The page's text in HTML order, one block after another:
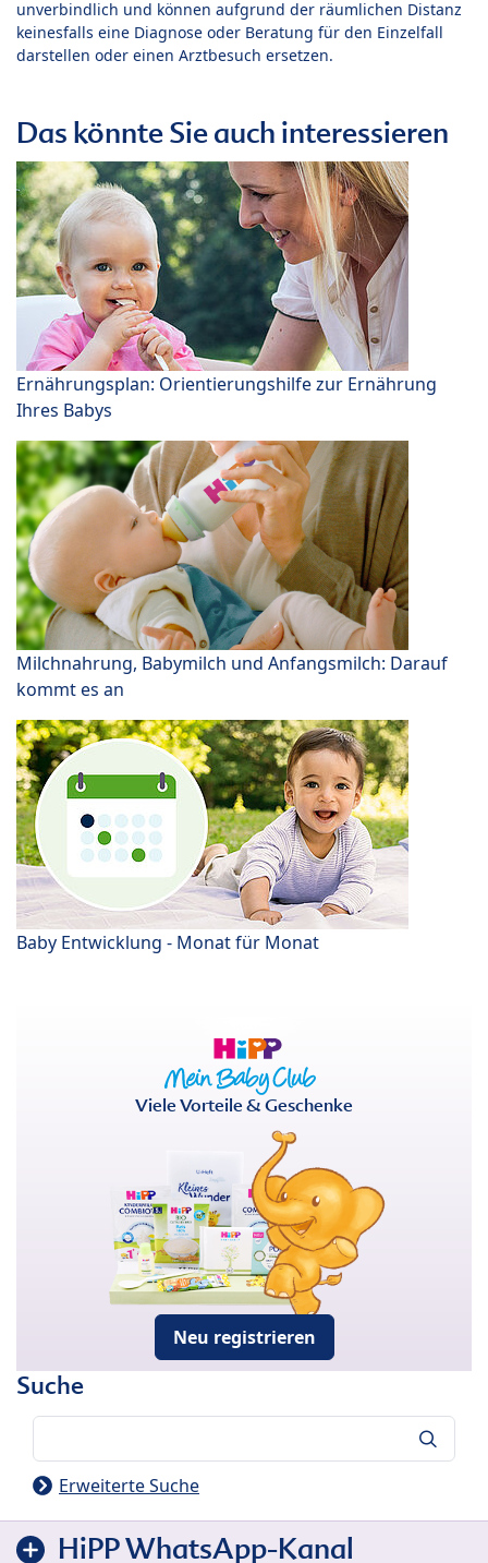
unverbindlich und können aufgrund der räumlichen Distanz
keinesfalls eine Diagnose oder Beratung für den Einzelfall
darstellen oder einen Arztbesuch ersetzen.
Das könnte Sie auch interessieren
Ernährungsplan: Orientierungshilfe zur Ernährung
Ihres Babys
Milchnahrung, Babymilch und Anfangsmilch: Darauf
kommt es an
Baby Entwicklung - Monat für Monat
Viele Vorteile & Geschenke
Neu registrieren
Suche
Erweiterte Suche
HiPP WhatsApp-Kanal